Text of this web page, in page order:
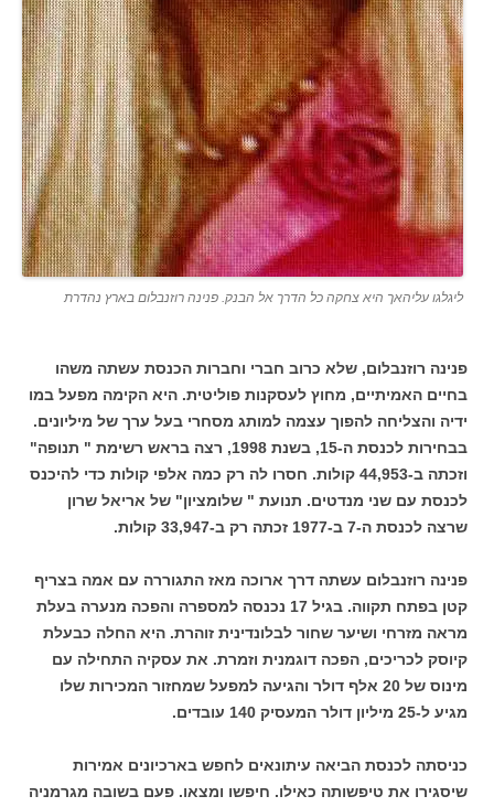
ליגלגו עליהאך היא צחקה כל הדרך אל הבנק. פנינה רוזנבלום בארץ נהדרת
פנינה רוזנבלום, שלא כרוב חברי וחברות הכנסת עשתה משהו
בחיים האמיתיים, מחוץ לעסקנות פוליטית. היא הקימה מפעל במו
ידיה והצליחה להפוך עצמה למותג מסחרי בעל ערך של מיליונים.
בבחירות לכנסת ה-15, בשנת 1998, רצה בראש רשימת " תנופה"
וזכתה ב-44,953 קולות. חסרו לה רק כמה אלפי קולות כדי להיכנס
לכנסת עם שני מנדטים. תנועת " שלומציון" של אריאל שרון
שרצה לכנסת ה-7 ב-1977 זכתה רק ב-33,947 קולות.
פנינה רוזנבלום עשתה דרך ארוכה מאז התגוררה עם אמה בצריף
קטן בפתח תקווה. בגיל 17 נכנסה למספרה והפכה מנערה בעלת
מראה מזרחי ושיער שחור לבלונדינית זוהרת. היא החלה כבעלת
קיוסק לכריכים, הפכה דוגמנית וזמרת. את עסקיה התחילה עם
מינוס של 20 אלף דולר והגיעה למפעל שמחזור המכירות שלו
מגיע ל-25 מיליון דולר המעסיק 140 עובדים.
כניסתה לכנסת הביאה עיתונאים לחפש בארכיונים אמירות
שיסגירו את טיפשותה כאילו. חיפשו ומצאו. פעם בשובה מגרמניה